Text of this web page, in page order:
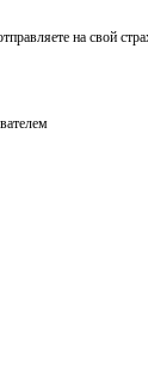
на свой